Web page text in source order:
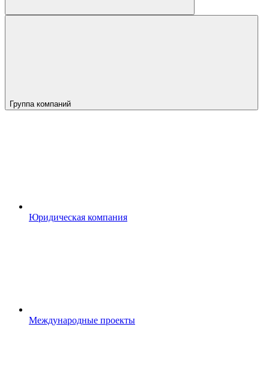
Группа компаний
Юридическая компания
Международные проекты